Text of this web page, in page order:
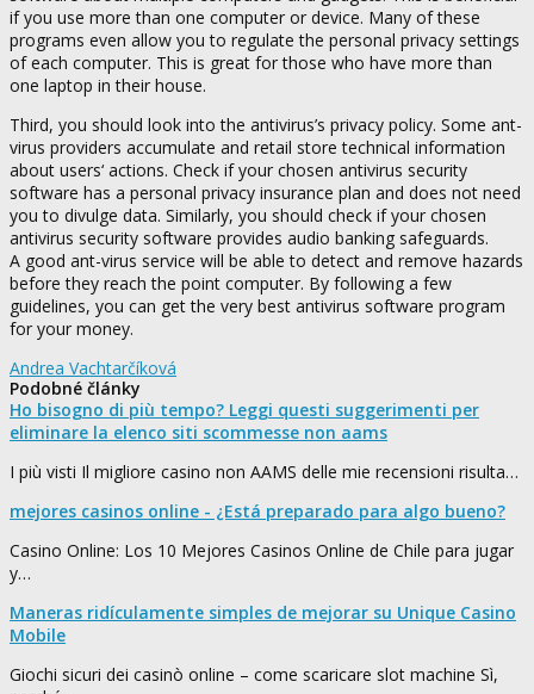
if you use more than one computer or device. Many of these
programs even allow you to regulate the personal privacy settings
of each computer. This is great for those who have more than
one laptop in their house.
Third, you should look into the antivirus’s privacy policy. Some ant-
virus providers accumulate and retail store technical information
about users‘ actions. Check if your chosen antivirus security
software has a personal privacy insurance plan and does not need
you to divulge data. Similarly, you should check if your chosen
antivirus security software provides audio banking safeguards.
A good ant-virus service will be able to detect and remove hazards
before they reach the point computer. By following a few
guidelines, you can get the very best antivirus software program
for your money.
Andrea Vachtarčíková
Podobné články
Ho bisogno di più tempo? Leggi questi suggerimenti per
eliminare la elenco siti scommesse non aams
I più visti Il migliore casino non AAMS delle mie recensioni risulta…
mejores casinos online - ¿Está preparado para algo bueno?
Casino Online: Los 10 Mejores Casinos Online de Chile para jugar
y…
Maneras ridículamente simples de mejorar su Unique Casino
Mobile
Giochi sicuri dei casinò online – come scaricare slot machine Sì,